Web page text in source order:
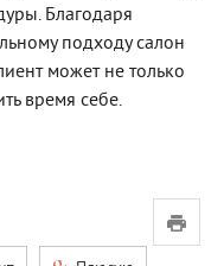
Благодаря
подходу салон
может не только
время себе.